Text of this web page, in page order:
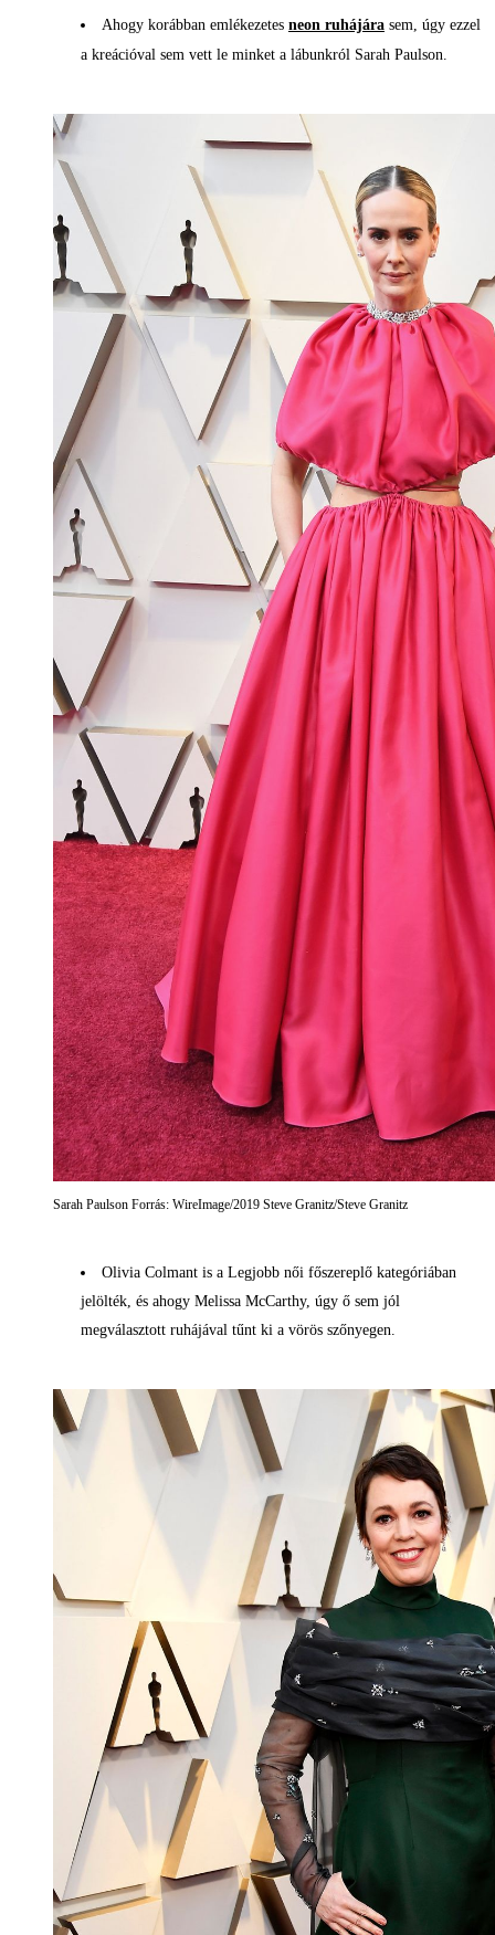
Ahogy korábban emlékezetes neon ruhájára sem, úgy ezzel
a kreációval sem vett le minket a lábunkról Sarah Paulson.
Sarah Paulson Forrás: WireImage/2019 Steve Granitz/Steve Granitz
Olivia Colmant is a Legjobb női főszereplő kategóriában
jelölték, és ahogy Melissa McCarthy, úgy ő sem jól
megválasztott ruhájával tűnt ki a vörös szőnyegen.